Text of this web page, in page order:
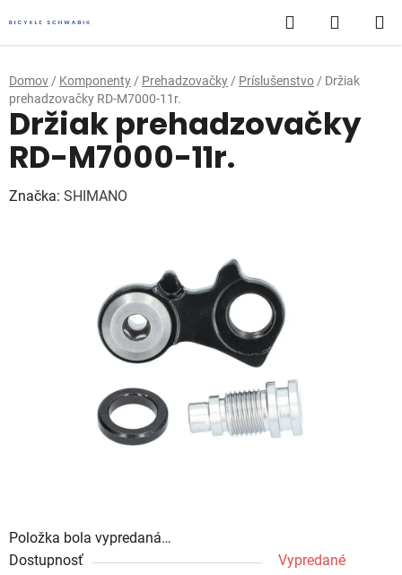
na
obsah
Hľadať
KOŠÍK
Domov / Komponenty / Prehadzovačky / Príslušenstvo / Držiak
prehadzovačky RD-M7000-11r.
Položka bola vypredaná…
Dostupnosť
Vypredané
Držiak prehadzovačky
RD-M7000-11r.
Značka: SHIMANO